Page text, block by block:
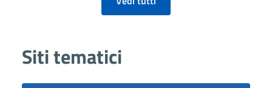
Siti tematici